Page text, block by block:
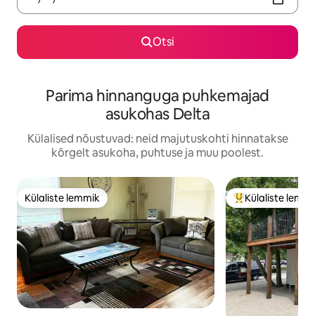
Otsi
Parima hinnanguga puhkemajad
asukohas Delta
Külalised nõustuvad: neid majutuskohti hinnatakse
kõrgelt asukoha, puhtuse ja muu poolest.
Külaliste lemmik
Külaliste lemmik Külaliste suur
Külaliste